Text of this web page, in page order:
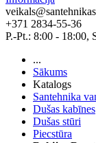
+371 2834-55-36
P.-Pt.: 8:00 - 18:00,
...
Sākums
Katalogs
Santehnika
Dušas kabīnes
Dušas stūri
Piecstūra